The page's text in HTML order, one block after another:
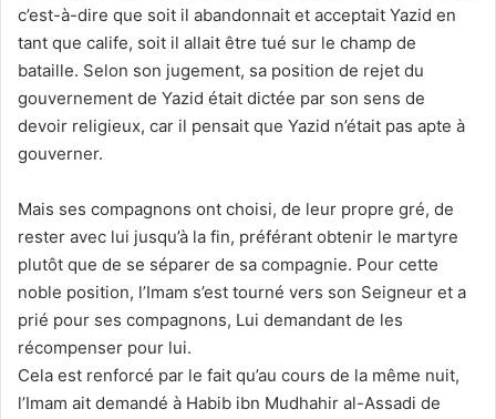
c’est-à-dire que soit il abandonnait et acceptait Yazid en
tant que calife, soit il allait être tué sur le champ de
bataille. Selon son jugement, sa position de rejet du
gouvernement de Yazid était dictée par son sens de
devoir religieux, car il pensait que Yazid n’était pas apte à
gouverner.
Mais ses compagnons ont choisi, de leur propre gré, de
rester avec lui jusqu’à la fin, préférant obtenir le martyre
plutôt que de se séparer de sa compagnie. Pour cette
noble position, l’Imam s’est tourné vers son Seigneur et a
prié pour ses compagnons, Lui demandant de les
récompenser pour lui.
Cela est renforcé par le fait qu’au cours de la même nuit,
l’Imam ait demandé à Habib ibn Mudhahir al-Assadi de